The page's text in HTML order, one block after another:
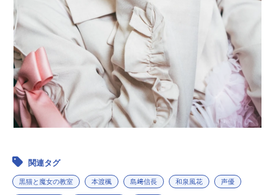
関連タグ
黒猫と魔女の教室 本渡楓 島﨑信長 和泉風花 声優